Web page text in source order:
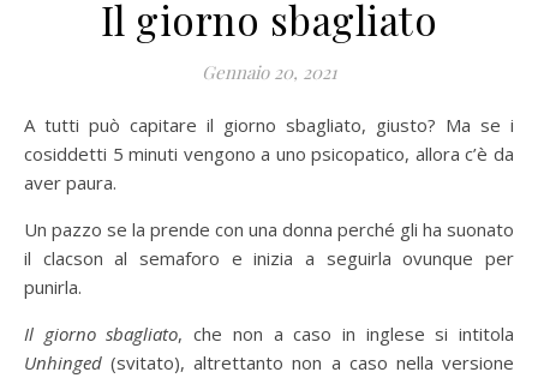
Il giorno sbagliato
Gennaio 20, 2021
A tutti può capitare il giorno sbagliato, giusto? Ma se i
cosiddetti 5 minuti vengono a uno psicopatico, allora c’è da
aver paura.
Un pazzo se la prende con una donna perché gli ha suonato
il clacson al semaforo e inizia a seguirla ovunque per
punirla.
Il giorno sbagliato, che non a caso in inglese si intitola
Unhinged(svitato), altrettanto non a caso nella versione